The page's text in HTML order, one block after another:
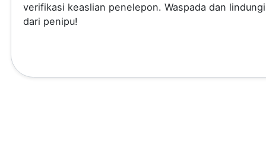
verifikasi keaslian penelepon. Waspada dan
dari penipu!